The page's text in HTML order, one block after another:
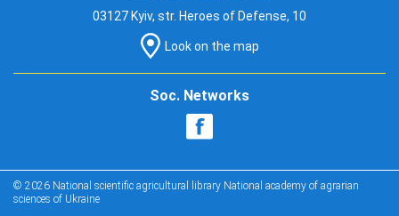
03127 Kyiv, str. Heroes of Defense, 10
Look on the map
Soc. Networks
© 2026 National scientific agricultural library National academy of agrarian
sciences of Ukraine